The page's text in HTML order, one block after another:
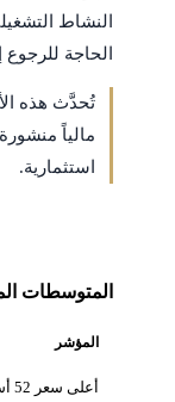
النشاط
الحاجة للرجوع
تُحدَّث هذه
استثمارية.
المتوسطات
المؤشر
أعلى سعر 52 أسبوع